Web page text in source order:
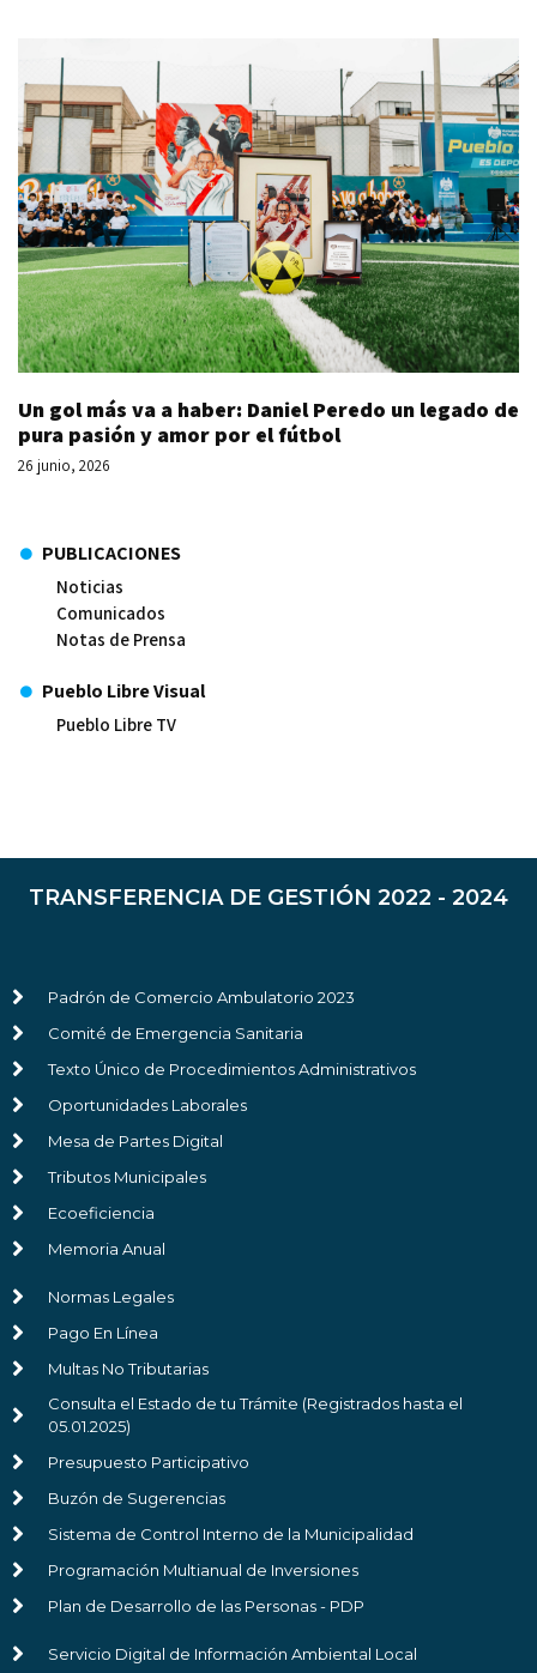
Un gol más va a haber: Daniel Peredo un legado de
pura pasión y amor por el fútbol
26 junio, 2026
PUBLICACIONES
Noticias
Comunicados
Notas de Prensa
Pueblo Libre Visual
Pueblo Libre TV
TRANSFERENCIA DE GESTIÓN 2022 - 2024
Padrón de Comercio Ambulatorio 2023
Comité de Emergencia Sanitaria
Texto Único de Procedimientos Administrativos
Oportunidades Laborales
Mesa de Partes Digital
Tributos Municipales
Ecoeficiencia
Memoria Anual
Normas Legales
Pago En Línea
Multas No Tributarias
Consulta el Estado de tu Trámite (Registrados hasta el
05.01.2025)
Presupuesto Participativo
Buzón de Sugerencias
Sistema de Control Interno de la Municipalidad
Programación Multianual de Inversiones
Plan de Desarrollo de las Personas - PDP
Servicio Digital de Información Ambiental Local